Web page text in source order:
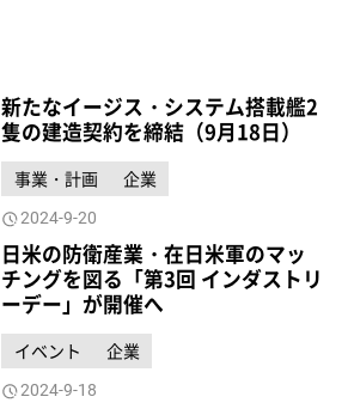
新たなイージス・システム搭載艦2
隻の建造契約を締結（9月18日）
事業・計画 企業
2024-9-20
日米の防衛産業・在日米軍のマッ
チングを図る「第3回 インダストリ
ーデー」が開催へ
イベント 企業
2024-9-18